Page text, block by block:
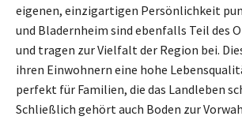
eigenen, einzigartigen Persönlichkeit
und Bladernheim sind ebenfalls Teil des
und tragen zur Vielfalt der Region bei.
ihren Einwohnern eine hohe
perfekt für Familien, die das Landleben
Schließlich gehört auch Boden zur